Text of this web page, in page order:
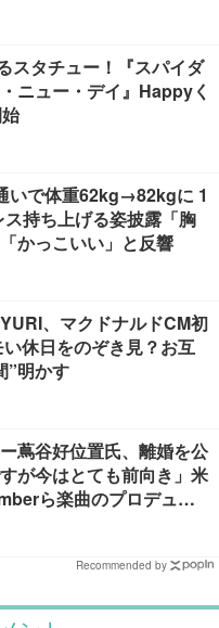
スタチュー！『スパイダ
ニュー・デイ』Happyく
いで体重62kg→82kgに 1
持ち上げる姿披露「胸
かっこいい」と反響
、マクドナルドCM初
休日をのぞき見？お互
”明かす
蔦谷好位置氏、離婚を公
が今はとても前向き」米
ら楽曲のプロデュー
Recommended by